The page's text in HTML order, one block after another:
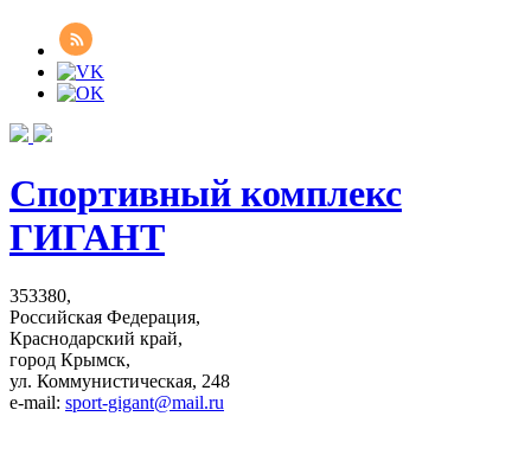
Спортивный комплекс
ГИГАНТ
353380,
Российская Федерация,
Краснодарский край,
город Крымск,
ул. Коммунистическая, 248
e-mail: sport-gigant@mail.ru